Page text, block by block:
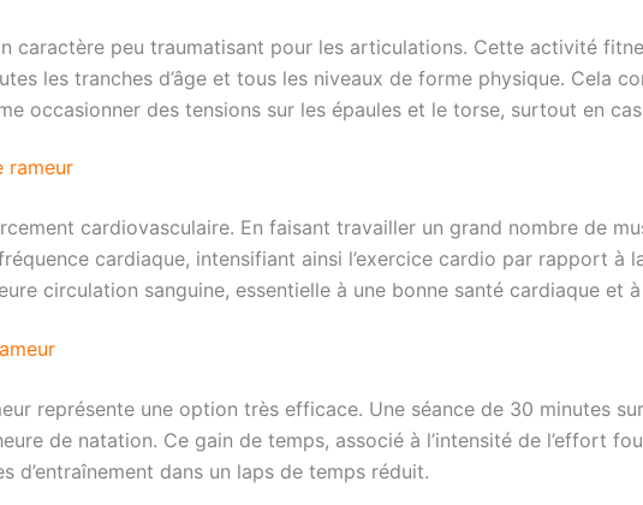
caractère peu traumatisant pour les articulations. Cette activité
les tranches d’âge et tous les niveaux de forme physique. Cela
occasionner des tensions sur les épaules et le torse, surtout en
rameur
cardiovasculaire. En faisant travailler un grand nombre de
cardiaque, intensifiant ainsi l’exercice cardio par rapport à
circulation sanguine, essentielle à une bonne santé cardiaque et
représente une option très efficace. Une séance de 30 minutes
de natation. Ce gain de temps, associé à l’intensité de l’effort
d’entraînement dans un laps de temps réduit.